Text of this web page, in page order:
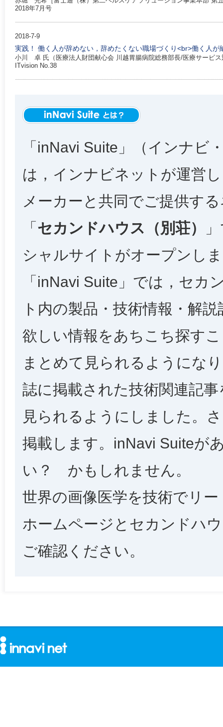
2018年7月号
2018-7-9
実践！ 働く人が辞めない，辞めたくない職場づくり<br>働く人が
小川 卓 氏（医療法人財団献心会 川越胃腸病院総務部長/医療サービス
ITvision No.38
「inNavi Suite」（インナビ
は，インナビネットが運営
メーカーと共同でご提供す
「 セカンドハウス（別荘）
シャルサイトがオープンし
「inNavi Suite」では，セ
ト内の製品・技術情報・解
欲しい情報をあちこち探す
まとめて見られるようにな
誌に掲載された技術関連記
見られるようにしました。
掲載します。inNavi Suiteが
い？ かもしれません。
世界の画像医学を技術でリ
ホームページとセカンドハ
ご確認ください。